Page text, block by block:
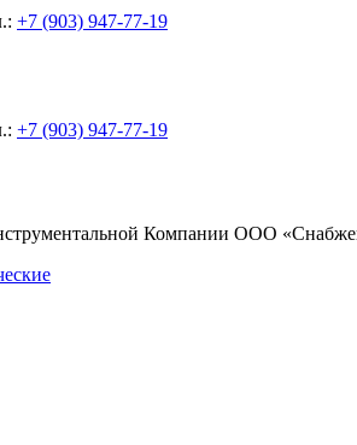
+7 (903) 947-77-19
+7 (903) 947-77-19
Компании ООО